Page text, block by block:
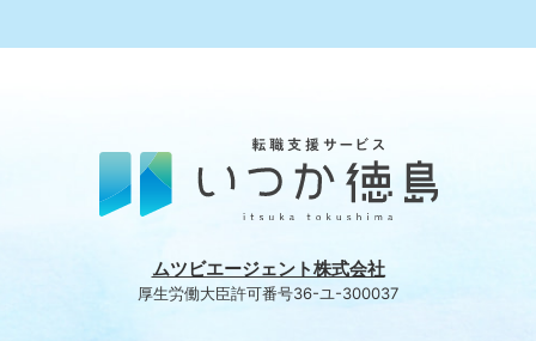
ムツビエージェント株式会社
厚生労働大臣許可番号36-ユ-300037